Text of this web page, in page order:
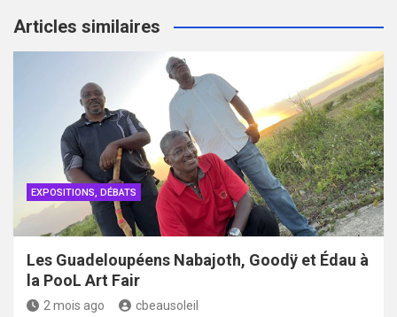
Articles similaires
EXPOSITIONS, DÉBATS
Les Guadeloupéens Nabajoth, Goodÿ et Édau à
la PooL Art Fair
2 mois ago cbeausoleil